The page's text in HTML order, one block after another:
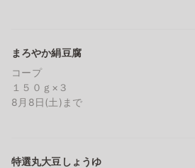
まろやか絹豆腐
コープ
１５０ｇ×３
8月8日(土)まで
特選丸大豆しょうゆ